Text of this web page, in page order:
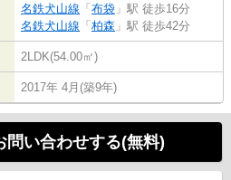
名鉄犬山線 「 布袋 」駅 徒歩16分
名鉄犬山線 「 柏森 」駅 徒歩42分
2LDK(54.00㎡)
2017年 4月(築9年)
問い合わせする(無料)